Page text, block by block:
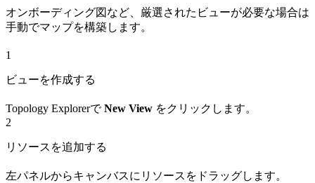
オンボーディング図など、厳選されたビューが必要な場合は
手動でマップを構築します。
1
ビューを作成する
Topology ExplorerでNew View をクリックします。
2
リソースを追加する
左パネルからキャンバスにリソースをドラッグします。